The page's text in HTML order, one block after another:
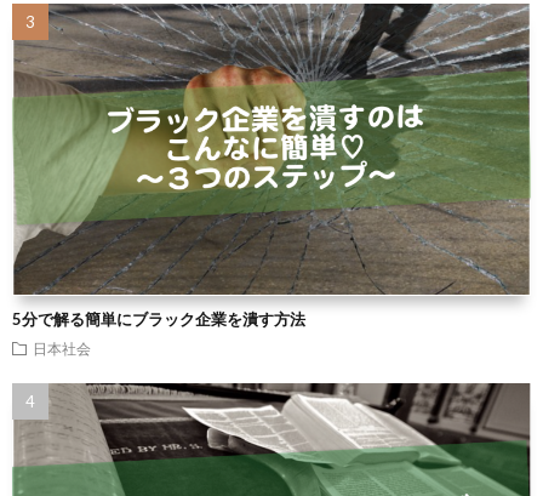
5分で解る簡単にブラック企業を潰す方法
日本社会